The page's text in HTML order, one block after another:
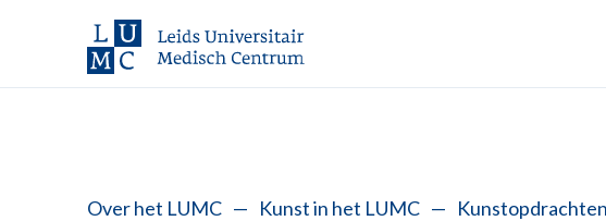
Over het LUMC — Kunst in het LUMC — Kunstopdrachten